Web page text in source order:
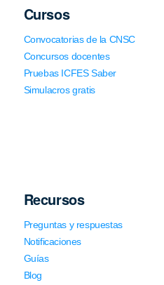
Cursos
Convocatorias de la CNSC
Concursos docentes
Pruebas ICFES Saber
Simulacros gratis
Recursos
Preguntas y respuestas
Notificaciones
Guías
Blog